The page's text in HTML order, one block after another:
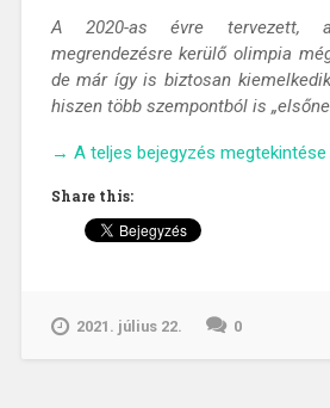
A 2020-as évre tervezett,
megrendezésre kerülő olimpia
de már így is biztosan
hiszen több szempontból is
„TOKIÓ
–
Érdekességek
→ A teljes bejegyzés megtekintése
Share this:
2021. július 22. 0